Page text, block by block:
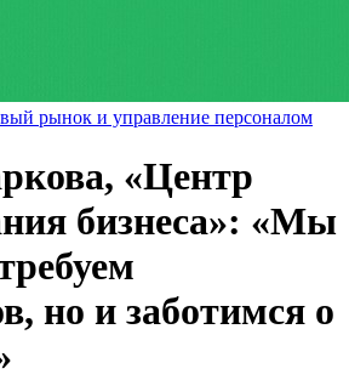
рынок и управление персоналом
«Центр
бизнеса»: «Мы
но и заботимся о